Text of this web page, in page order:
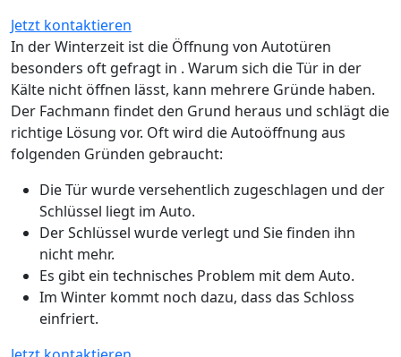
Jetzt kontaktieren
In der Winterzeit ist die Öffnung von Autotüren
besonders oft gefragt in . Warum sich die Tür in der
Kälte nicht öffnen lässt, kann mehrere Gründe haben.
Der Fachmann findet den Grund heraus und schlägt die
richtige Lösung vor. Oft wird die Autoöffnung aus
folgenden Gründen gebraucht:
Die Tür wurde versehentlich zugeschlagen und der
Schlüssel liegt im Auto.
Der Schlüssel wurde verlegt und Sie finden ihn
nicht mehr.
Es gibt ein technisches Problem mit dem Auto.
Im Winter kommt noch dazu, dass das Schloss
einfriert.